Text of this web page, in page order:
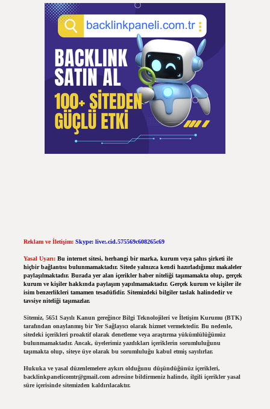
Reklam ve İletişim: Skype: live:.cid.575569c608265c69
Yasal Uyarı: Bu internet sitesi, herhangi bir marka, kurum veya şahıs şirketi ile
hiçbir bağlantısı bulunmamaktadır. Sitede yalnızca kendi hazırladığımız makaleler
paylaşılmaktadır. Burada yer alan içerikler haber niteliği taşımamakta olup, gerçek
kurum ve kişiler hakkında paylaşım yapılmamaktadır. Gerçek kurum ve kişiler ile
isim benzerlikleri tamamen tesadüfidir. Sitemizdeki bilgiler taslak halindedir ve
tavsiye niteliği taşımazlar.
Sitemiz, 5651 Sayılı Kanun gereğince Bilgi Teknolojileri ve İletişim Kurumu (BTK)
tarafından onaylanmış bir Yer Sağlayıcı olarak hizmet vermektedir. Bu nedenle,
sitedeki içerikleri proaktif olarak denetleme veya araştırma yükümlülüğümüz
bulunmamaktadır. Ancak, üyelerimiz yazdıkları içeriklerin sorumluluğunu
taşımakta olup, siteye üye olarak bu sorumluluğu kabul etmiş sayılırlar.
Hukuka ve yasal düzenlemelere aykırı olduğunu düşündüğünüz içerikleri,
backlinkpanelicomtr@gmail.comadresine bildirmeniz halinde, ilgili içerikler yasal
süre içerisinde sitemizden kaldırılacaktır.